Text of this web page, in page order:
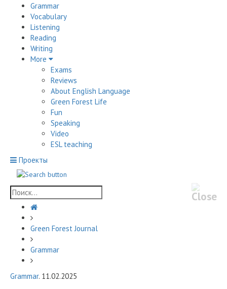
Grammar
Vocabulary
Listening
Reading
Writing
More
Exams
Reviews
About English Language
Green Forest Life
Fun
Speaking
Video
ESL teaching
Проекты
Green Forest Journal
Grammar
Grammar. 11.02.2025